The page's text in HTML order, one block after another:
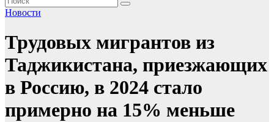
Новости
Трудовых мигрантов из
Таджикистана, приезжающих
в Россию, в 2024 стало
примерно на 15% меньше